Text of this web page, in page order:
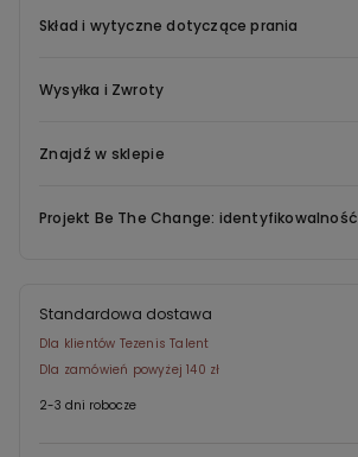
przetworzenia zutylizowanych plastikowych
wpływ na środowisko.
Skład i wytyczne dotyczące prania
Wysyłka i Zwroty
Znajdź w sklepie
Projekt Be The Change: identyfikowalność
Standardowa dostawa
Dla klientów Tezenis Talent
Dla zamówień powyżej 140 zł
2-3 dni robocze